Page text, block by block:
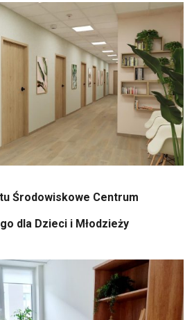
Środowiskowe Centrum
dla Dzieci i Młodzieży